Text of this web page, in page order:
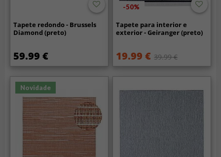
Tapete redondo - Brussels
Diamond (preto)
59.99 €
-50%
Tapete para interior e
exterior - Geiranger (preto)
19.99 € 39.99 €
Novidade